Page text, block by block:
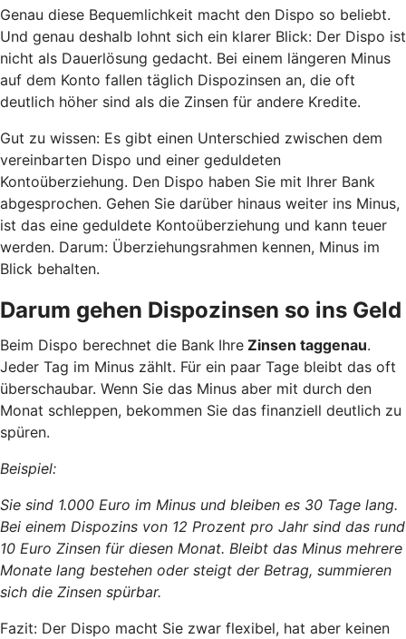
Genau diese Bequemlichkeit macht den Dispo so beliebt.
Und genau deshalb lohnt sich ein klarer Blick: Der Dispo ist
nicht als Dauerlösung gedacht. Bei einem längeren Minus
auf dem Konto fallen täglich Dispozinsen an, die oft
deutlich höher sind als die Zinsen für andere Kredite.
Gut zu wissen: Es gibt einen Unterschied zwischen dem
vereinbarten Dispo und einer geduldeten
Kontoüberziehung. Den Dispo haben Sie mit Ihrer Bank
abgesprochen. Gehen Sie darüber hinaus weiter ins Minus,
ist das eine geduldete Kontoüberziehung und kann teuer
werden. Darum: Überziehungsrahmen kennen, Minus im
Blick behalten.
Darum gehen Dispozinsen so ins Geld
Beim Dispo berechnet die Bank Ihre Zinsen taggenau.
Jeder Tag im Minus zählt. Für ein paar Tage bleibt das oft
überschaubar. Wenn Sie das Minus aber mit durch den
Monat schleppen, bekommen Sie das finanziell deutlich zu
spüren.
Beispiel:
Sie sind 1.000 Euro im Minus und bleiben es 30 Tage lang.
Bei einem Dispozins von 12 Prozent pro Jahr sind das rund
10 Euro Zinsen für diesen Monat. Bleibt das Minus mehrere
Monate lang bestehen oder steigt der Betrag, summieren
sich die Zinsen spürbar.
Fazit: Der Dispo macht Sie zwar flexibel, hat aber keinen